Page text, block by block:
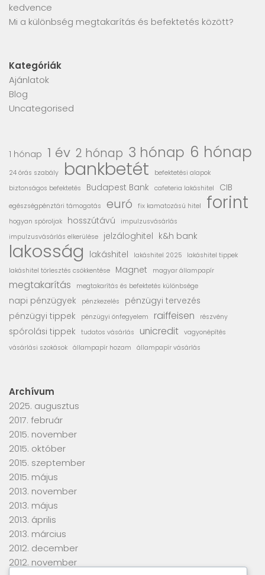
kedvence
Mi a különbség megtakarítás és befektetés között?
Kategóriák
Ajánlatok
Blog
Uncategorised
1 hónap 1 év 2 hónap 3 hónap 6 hónap
24 órás szabály bankbetét
befektetési alapok
biztonságos befektetés
Budapest Bank cafeteria lakáshitel CIB
egészségpénztári támogatás euró fix kamatozású hitel forint
hogyan spóroljak hosszútávú
impulzusvásárlás
impulzusvásárlás elkerülése
jelzáloghitel k&h bank
lakosság lakáshitel lakáshitel 2025
lakáshitel tippek
lakáshitel törlesztés csökkentése
Magnet magyar állampapír
megtakarítás megtakarítás és befektetés különbsége
napi pénzügyek pénzkezelés
pénzügyi tervezés
pénzügyi tippek
pénzügyi önfegyelem raiffeisen részvény
spórolási tippek tudatos vásárlás unicredit vagyonépítés
vásárlási szokások állampapír hozam állampapír vásárlás
Archívum
2025. augusztus
2017. február
2015. november
2015. október
2015. szeptember
2015. május
2013. november
2013. május
2013. április
2013. március
2012. december
2012. november